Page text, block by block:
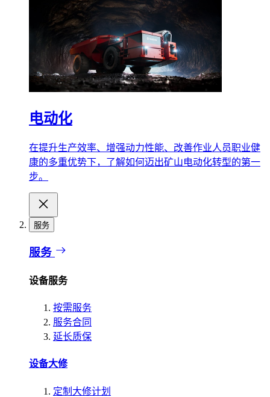
电动化
在提升生产效率、增强动力性能、改善作业人员职业健
康的多重优势下，了解如何迈出矿山电动化转型的第一
步。
服务
服务
设备服务
按需服务
服务合同
延长质保
设备大修
定制大修计划